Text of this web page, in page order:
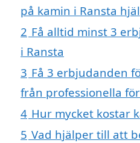
på kamin i Ransta
2 Få alltid minst 3
i Ransta
3 Få 3 erbjudanden
från professionella
4 Hur mycket kostar
5 Vad hjälper till att